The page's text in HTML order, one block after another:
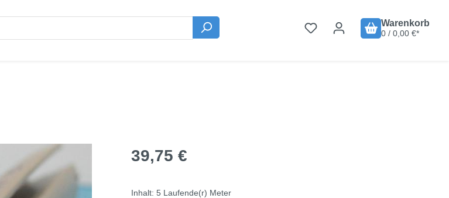
Warenkorb
0 / 0,00 €*
Regulärer Preis:
39,75 €
Inhalt: 5 Laufende(r) Meter